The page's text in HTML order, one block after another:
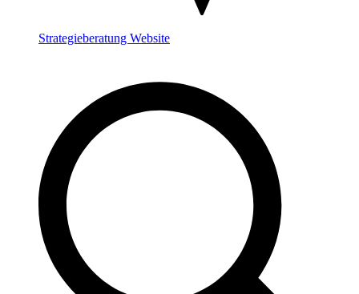
Strategieberatung Website